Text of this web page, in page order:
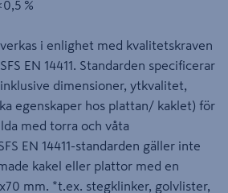
%
i enlighet med kvalitetskraven
EN 14411. Standarden specificerar
dimensioner, ytkvalitet,
egenskaper hos plattan/ kaklet) för
med torra och våta
EN 14411-standarden gäller inte
kakel eller plattor med en
mm. *t.ex. stegklinker, golvlister,